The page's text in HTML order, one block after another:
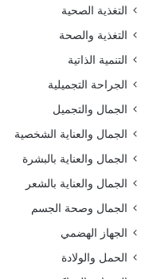
التغذية الصحية
التغذية والصحة
التنمية الذاتية
الجراحة التجميلية
الجمال والتجميل
الجمال والعناية الشخصية
الجمال والعناية بالبشرة
الجمال والعناية بالشعر
الجمال وصحة الجسم
الجهاز الهضمي
الحمل والولادة